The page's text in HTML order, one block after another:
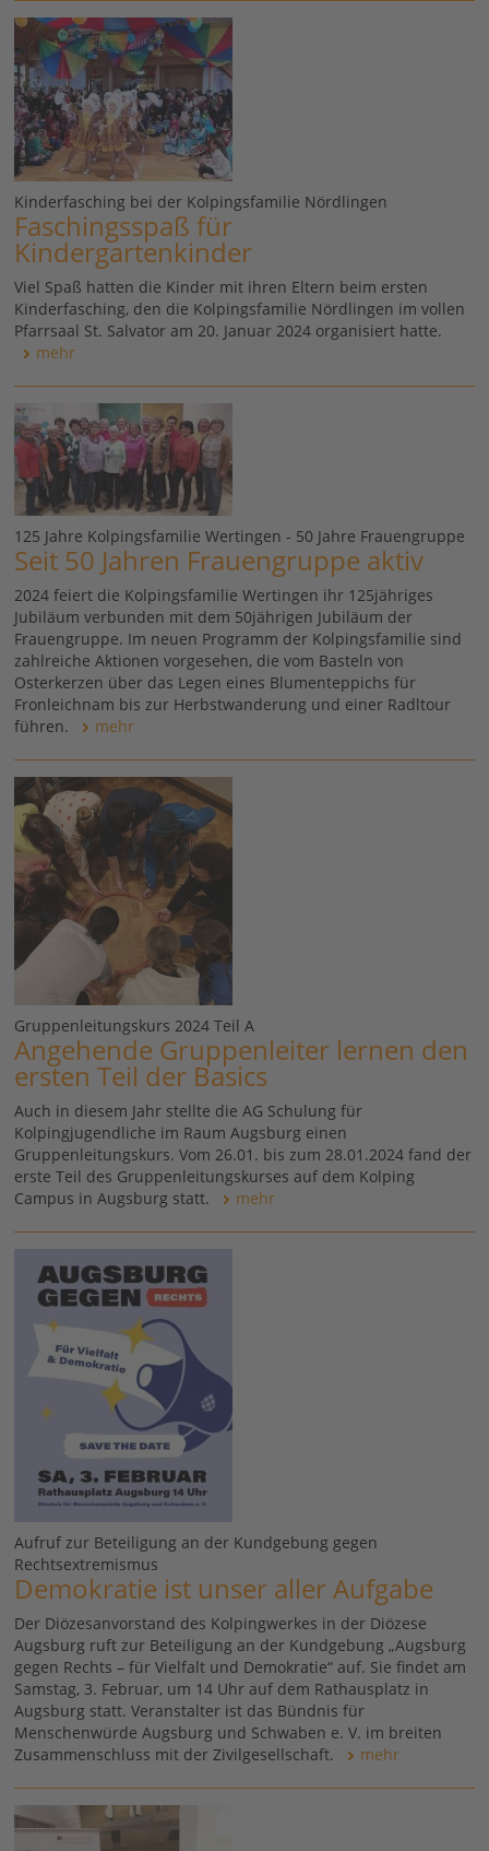
Kinderfasching bei der Kolpingsfamilie Nördlingen
Faschingsspaß für
Kindergartenkinder
Viel Spaß hatten die Kinder mit ihren Eltern beim ersten
Kinderfasching, den die Kolpingsfamilie Nördlingen im vollen
Pfarrsaal St. Salvator am 20. Januar 2024 organisiert hatte.
mehr
125 Jahre Kolpingsfamilie Wertingen - 50 Jahre Frauengruppe
Seit 50 Jahren Frauengruppe aktiv
2024 feiert die Kolpingsfamilie Wertingen ihr 125jähriges
Jubiläum verbunden mit dem 50jährigen Jubiläum der
Frauengruppe. Im neuen Programm der Kolpingsfamilie sind
zahlreiche Aktionen vorgesehen, die vom Basteln von
Osterkerzen über das Legen eines Blumenteppichs für
Fronleichnam bis zur Herbstwanderung und einer Radltour
führen.
mehr
Gruppenleitungskurs 2024 Teil A
Angehende Gruppenleiter lernen den
ersten Teil der Basics
Auch in diesem Jahr stellte die AG Schulung für
Kolpingjugendliche im Raum Augsburg einen
Gruppenleitungskurs. Vom 26.01. bis zum 28.01.2024 fand der
erste Teil des Gruppenleitungskurses auf dem Kolping
Campus in Augsburg statt.
mehr
Aufruf zur Beteiligung an der Kundgebung gegen
Rechtsextremismus
Demokratie ist unser aller Aufgabe
Der Diözesanvorstand des Kolpingwerkes in der Diözese
Augsburg ruft zur Beteiligung an der Kundgebung „Augsburg
gegen Rechts – für Vielfalt und Demokratie“ auf. Sie findet am
Samstag, 3. Februar, um 14 Uhr auf dem Rathausplatz in
Augsburg statt. Veranstalter ist das Bündnis für
Menschenwürde Augsburg und Schwaben e. V. im breiten
Zusammenschluss mit der Zivilgesellschaft.
mehr